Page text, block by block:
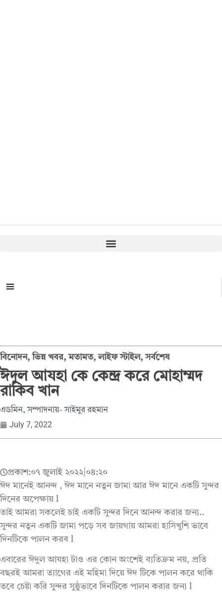
সকল ক্যাটাগরি
বিনোদন,ভিন্ন খবর,মতামত,লাইফ স্টাইল,সর্বশেষ
ঈদুল আযহা কে কেন্দ্র করে মোহাম্মদ
রাকিব খান
এডমিন, সম্পাদনায়- সাইমুর রহমান
July 7, 2022
প্রকাশ:০৭ জুলাই ২০২২ ০৪:২০
ঈদ মানেই আনন্দ , ঈদ মানে নতুন জামা আর ঈদ মানে একটি সুন্দর
দিনের অপেক্ষায় l
তাই আমরা সকলেই চাই একটি সুন্দর দিনে আনন্দ করার জন্য..
সুন্দর নতুন একটি জামা পড়ে সব জায়গায় আমরা হাসিখুশি ভাবে
দিনটিকে পালন করব l
এবারের ঈদুল আযহা টাও এর কোন অংশেই ব্যতিক্রম নয়, প্রতি
বছরই আমরা ত্যাগের এই মহিমা দিয়ে ঈদ টিকে পালন করে থাকি
তবে চেষ্টা করি সুন্দর সুষ্ঠুভাবে দিনটিকে পালন করার জন্য l